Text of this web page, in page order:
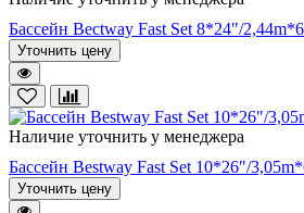
Бассейн Bectway Fast Set 8*24"/
Уточнить цену
Наличие уточнить у менеджера
Бассейн Bestway Fast Set 10*26"/
Уточнить цену